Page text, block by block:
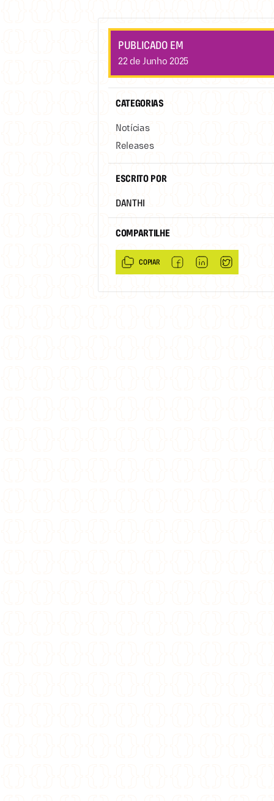
PUBLICADO EM
22 de Junho 2025
CATEGORIAS
Notícias
Releases
ESCRITO POR
DANTHI
COMPARTILHE
COPIAR